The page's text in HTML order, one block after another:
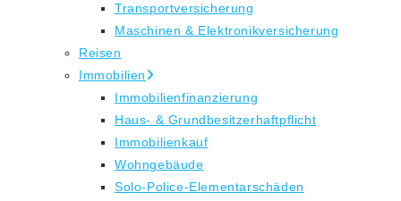
Transportversicherung
Maschinen & Elektronikversicherung
Reisen
Immobilien
Immobilienfinanzierung
Haus- & Grundbesitzerhaftpflicht
Immobilienkauf
Wohngebäude
Solo-Police-Elementarschäden